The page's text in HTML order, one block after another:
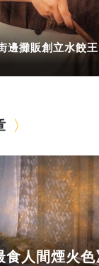
邊攤販創立水餃
食人間煙火